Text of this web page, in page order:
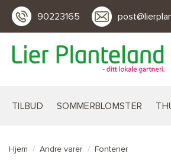
Skip
90223165
TILBUD SOMMERBLOMSTER
Hjem / Andre varer / Fontener